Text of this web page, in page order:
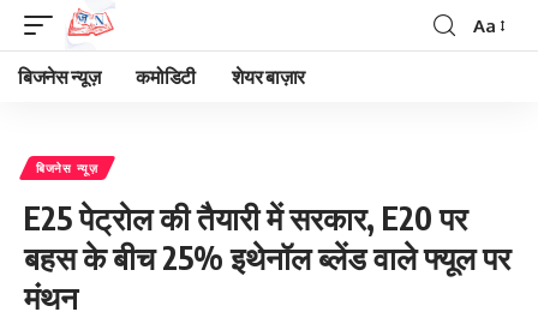
Font
Aa
बिजनेस न्यूज़ कमोडिटी शेयर बाज़ार
बिजनेस न्यूज़
E25 पेट्रोल की तैयारी में सरकार, E20 पर
बहस के बीच 25% इथेनॉल ब्लेंड वाले फ्यूल पर
मंथन